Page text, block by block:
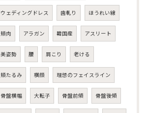
ウェディングドレス 歯軋り ほうれい線
頬肉 アラガン 韓国産 アスリート
美姿勢 腰 肩こり 老ける
頬たるみ 横顔 理想のフェイスライン
骨盤横幅 大転子 骨盤前傾 骨盤後傾